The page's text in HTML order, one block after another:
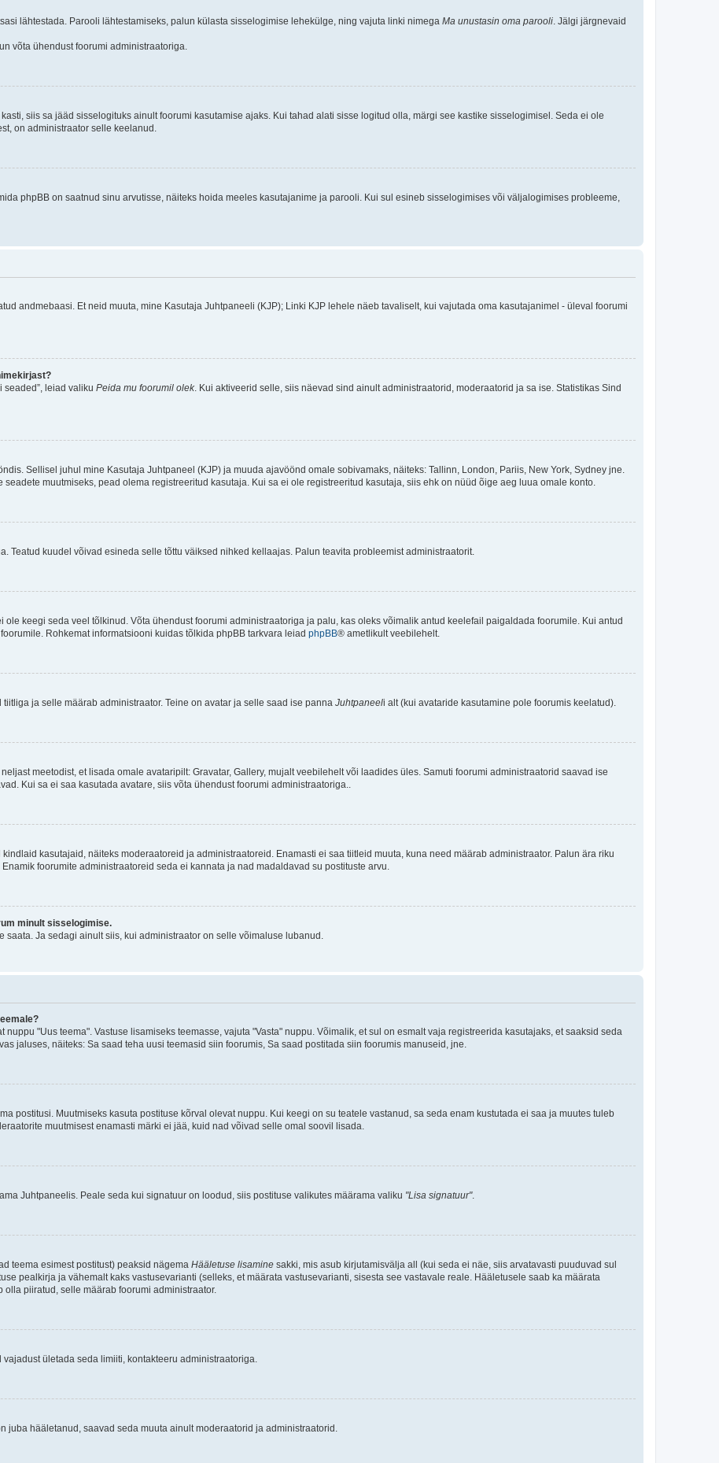
lähtestada. Parooli lähtestamiseks, palun külasta sisselogimise lehekülge, ning vajuta linki nimega Ma unustasin oma parooli . Jälgi järgnevaid
võta ühendust foorumi administraatoriga.
kasti, siis sa jääd sisselogituks ainult foorumi kasutamise ajaks. Kui tahad alati sisse logitud olla, märgi see kastike sisselogimisel. Seda ei ole
on administraator selle keelanud.
phpBB on saatnud sinu arvutisse, näiteks hoida meeles kasutajanime ja parooli. Kui sul esineb sisselogimises või väljalogimises probleeme,
andmebaasi. Et neid muuta, mine Kasutaja Juhtpaneeli (KJP); Linki KJP lehele näeb tavaliselt, kui vajutada oma kasutajanimel - üleval foorumi
seaded”, leiad valiku Peida mu foorumil olek. Kui aktiveerid selle, siis näevad sind ainult administraatorid, moderaatorid ja sa ise. Statistikas Sind
Sellisel juhul mine Kasutaja Juhtpaneel (KJP) ja muuda ajavöönd omale sobivamaks, näiteks: Tallinn, London, Pariis, New York, Sydney jne.
muutmiseks, pead olema registreeritud kasutaja. Kui sa ei ole registreeritud kasutaja, siis ehk on nüüd õige aeg luua omale konto.
Teatud kuudel võivad esineda selle tõttu väiksed nihked kellaajas. Palun teavita probleemist administraatorit.
keegi seda veel tõlkinud. Võta ühendust foorumi administraatoriga ja palu, kas oleks võimalik antud keelefail paigaldada foorumile. Kui antud
Rohkemat informatsiooni kuidas tõlkida phpBB tarkvara leiad phpBB® ametlikult veebilehelt.
ja selle määrab administraator. Teine on avatar ja selle saad ise panna Juhtpaneeli alt (kui avataride kasutamine pole foorumis keelatud).
meetodist, et lisada omale avataripilt: Gravatar, Gallery, mujalt veebilehelt või laadides üles. Samuti foorumi administraatorid saavad ise
Kui sa ei saa kasutada avatare, siis võta ühendust foorumi administraatoriga..
kasutajaid, näiteks moderaatoreid ja administraatoreid. Enamasti ei saa tiitleid muuta, kuna need määrab administraator. Palun ära riku
foorumite administraatoreid seda ei kannata ja nad madaldavad su postituste arvu.
minult sisselogimise.
Ja sedagi ainult siis, kui administraator on selle võimaluse lubanud.
"Uus teema". Vastuse lisamiseks teemasse, vajuta "Vasta" nuppu. Võimalik, et sul on esmalt vaja registreerida kasutajaks, et saaksid seda
jaluses, näiteks: Sa saad teha uusi teemasid siin foorumis, Sa saad postitada siin foorumis manuseid, jne.
postitusi. Muutmiseks kasuta postituse kõrval olevat nuppu. Kui keegi on su teatele vastanud, sa seda enam kustutada ei saa ja muutes tuleb
muutmisest enamasti märki ei jää, kuid nad võivad selle omal soovil lisada.
Juhtpaneelis. Peale seda kui signatuur on loodud, siis postituse valikutes määrama valiku "Lisa signatuur".
teema esimest postitust) peaksid nägema Hääletuse lisamine sakki, mis asub kirjutamisvälja all (kui seda ei näe, siis arvatavasti puuduvad sul
pealkirja ja vähemalt kaks vastusevarianti (selleks, et määrata vastusevarianti, sisesta see vastavale reale. Hääletusele saab ka määrata
piiratud, selle määrab foorumi administraator.
ületada seda limiiti, kontakteeru administraatoriga.
juba hääletanud, saavad seda muuta ainult moderaatorid ja administraatorid.